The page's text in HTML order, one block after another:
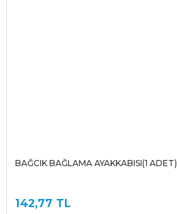
BAĞCIK BAĞLAMA AYAKKABISI(1 ADET)
142,77 TL